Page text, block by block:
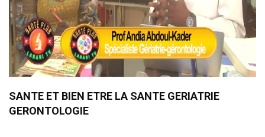
SANTE ET BIEN ETRE LA SANTE GERIATRIE
GERONTOLOGIE